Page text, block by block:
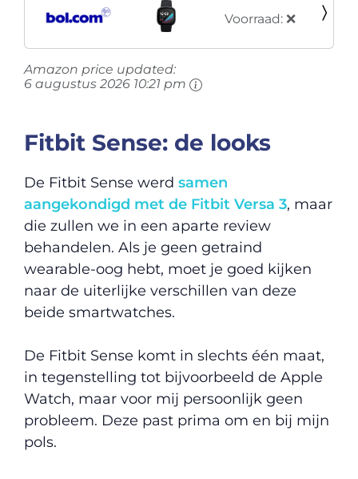
Voorraad: ❌
Amazon price updated:
6 augustus 2026 10:21 pm
Fitbit Sense: de looks
De Fitbit Sense werd samen
aangekondigd met de Fitbit Versa 3, maar
die zullen we in een aparte review
behandelen. Als je geen getraind
wearable-oog hebt, moet je goed kijken
naar de uiterlijke verschillen van deze
beide smartwatches.
De Fitbit Sense komt in slechts één maat,
in tegenstelling tot bijvoorbeeld de Apple
Watch, maar voor mij persoonlijk geen
probleem. Deze past prima om en bij mijn
pols.